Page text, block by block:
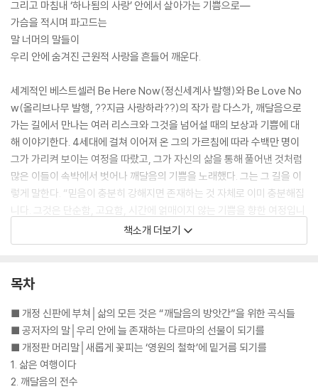
그리고 마침내 ‘하나됨의 사랑’ 안에서 살아가는 기쁨으로―
가슴을 적시며 파고드는
말 너머의 말들이
우리 안에 숨겨진 근원적 사랑을 흔들어 깨운다.
세계적인 베스트셀러 Be Here Now(정신세계사 발행)와 Be Love No
w(올리브나무 발행, ??지금 사랑하라??)의 작가 람 다스가, 깨달음으로
가는 길에서 만나는 여러 리스크와 그것을 넘어설 때의 보상과 기쁨에 대
해 이야기한다. 4세대에 걸쳐 이어져 온 그의 가르침에 따라 수백만 명이
그가 가리켜 보이는 여정을 따랐고, 그가 자신의 삶을 통해 풀어낸 것처럼
많은 이들이 속박에서 벗어나 깨달음의 기쁨을 노래했다. 그는 그 길을 이
렇게 말한다. “믿음이 충분히 강해지면 존재하는 것 자체로 이미 충분해집
니다. 그것은 단순함, 고요함, 시간에 얽매이지 않는 기쁨을 향한 여정입니
다. 깨달음의 길은 존재 자체를 변화시키는 과정이며, 생각하는 마음을 우
리의 주인이 아니라 하인이 되도록 만드는 과정입니다. 이 여행은, 자기 자
혼과의 동일시를 거쳐 신과의 동일시로 나아가고, 궁극에는 모든 동일시를
책소개 더보기
목차
■ 개정 신판에 부쳐│삶의 모든 것은 “깨달음의 방앗간”을 위한 곡식들
■ 공저자의 말│우리 안에 늘 존재하는 다르마의 선물이 되기를
■ 개정판 머리말│새롭게 꽃피는 ‘영원의 철학’에 밑거름 되기를
1. 삶은 여행이다
2. 깨달음의 전수